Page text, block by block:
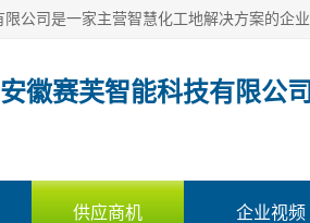
安徽赛芙智能科技有限公司
供应商机 企业视频